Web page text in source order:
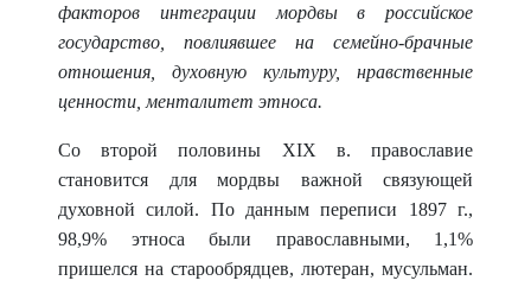
факторов интеграции мордвы в российское
государство, повлиявшее на семейно-брачные
отношения, духовную культуру, нравственные
ценности, менталитет этноса.
Со второй половины XIX в. православие
становится для мордвы важной связующей
духовной силой. По данным переписи 1897 г.,
98,9% этноса были православными, 1,1%
пришелся на старообрядцев, лютеран, мусульман.